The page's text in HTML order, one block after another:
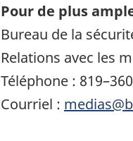
Pour de plus
Bureau de la
Relations avec les
Téléphone :
Courriel :